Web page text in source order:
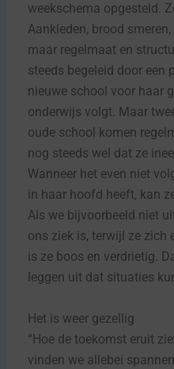
weekschema opgesteld.
Aankleden, brood
maar regelmaat en
steeds begeleid door een
nieuwe school voor haar
onderwijs volgt. Maar
oude school komen
nog steeds wel dat ze
Wanneer het even niet
in haar hoofd heeft, kan
Als we bijvoorbeeld niet
ons ziek is, terwijl ze zich
is ze boos en verdrietig.
leggen uit dat situaties
Het is weer gezellig
“Hoe de toekomst eruit
vinden we allebei